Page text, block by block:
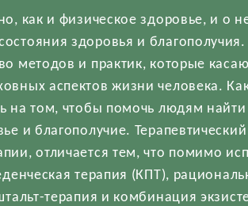
как и физическое здоровье, и о
здоровья и
методов и практик, которые
аспектов жизни человека.
на том, чтобы помочь людям
и благополучие.
отличается тем, что помимо
терапия (КПТ),
терапия и комбинация